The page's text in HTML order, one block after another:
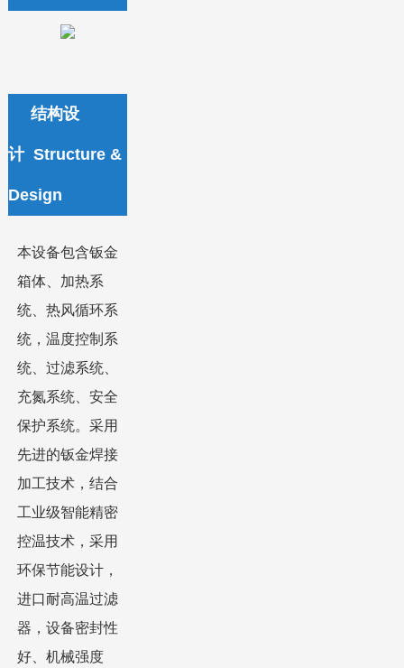
结构设
计 Structure &
Design
本设备包含钣金
箱体、加热系
统、热风循环系
统，温度控制系
统、过滤系统、
充氮系统、安全
保护系统。采用
先进的钣金焊接
加工技术，结合
工业级智能精密
控温技术，采用
环保节能设计，
进口耐高温过滤
器，设备密封性
好、机械强度